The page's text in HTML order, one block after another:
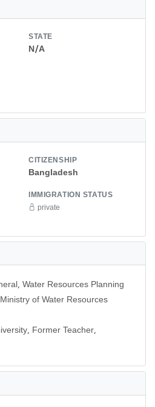
STATE
N/A
CITIZENSHIP
Bangladesh
IMMIGRATION STATUS
private
Water Resources Planning
of Water Resources
Former Teacher,